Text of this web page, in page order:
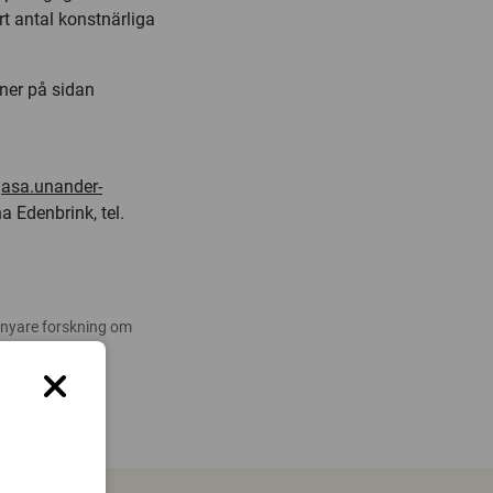
antal konstnärliga
på sidan
asa.unander-
Edenbrink, tel.
forskning om